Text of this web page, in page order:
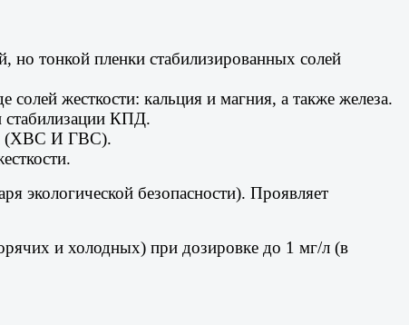
но тонкой пленки стабилизированных солей
жесткости: кальция и магния, а также железа.
стабилизации КПД.
(ХВС И ГВС).
экологической безопасности). Проявляет
и холодных) при дозировке до 1 мг/л (в